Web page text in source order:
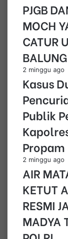
PJGB
MOCH
CATUR
2 minggu ago
Kasus
Publik
Propam
2 minggu ago
AIR
KETUT
RESMI
MADYA